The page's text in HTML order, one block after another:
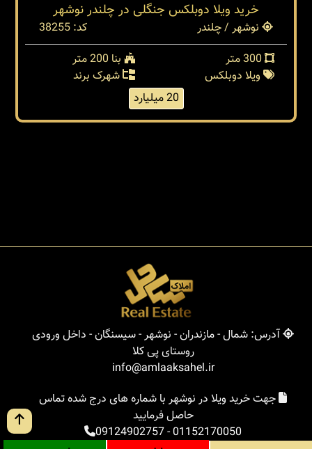
خرید ویلا دوبلکس جنگلی در چلندر نوشهر
نوشهر / چلندر
کد: 38255
بنا 200 متر
ویلا دوبلکس
شهرک برند
20 میلیارد
آدرس: شمال - مازندران - نوشهر - سیسنگان - داخل ورودی
روستای پی کلا
info@amlaaksahel.ir
جهت خرید ویلا در نوشهر با شماره های درج شده تماس
حاصل فرمایید
01152170050
-
09124902757